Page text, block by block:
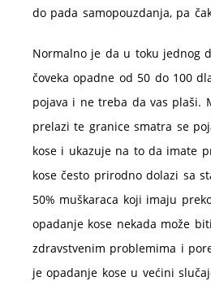
do pada samopouzdanja, pa
Normalno je da u toku jednog
čoveka opadne od 50 do 100
pojava i ne treba da vas plaši.
prelazi te granice smatra se
kose i ukazuje na to da imate
kose često prirodno dolazi sa
50% muškaraca koji imaju
opadanje kose nekada može
zdravstvenim problemima i
je opadanje kose u većini